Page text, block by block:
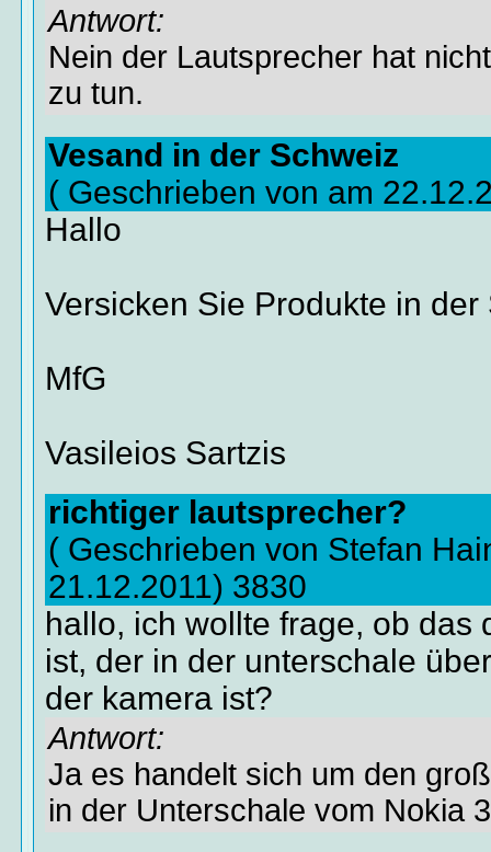
Antwort:
Nein der Lautsprecher hat
zu tun.
Vesand in der Schweiz
( Geschrieben von am
Hallo
Versicken Sie Produkte in der
MfG
Vasileios Sartzis
richtiger lautsprecher?
( Geschrieben von Stefan
21.12.2011) 3830
hallo, ich wollte frage, ob das
ist, der in der unterschale
der kamera ist?
Antwort:
Ja es handelt sich um den
in der Unterschale vom Nokia